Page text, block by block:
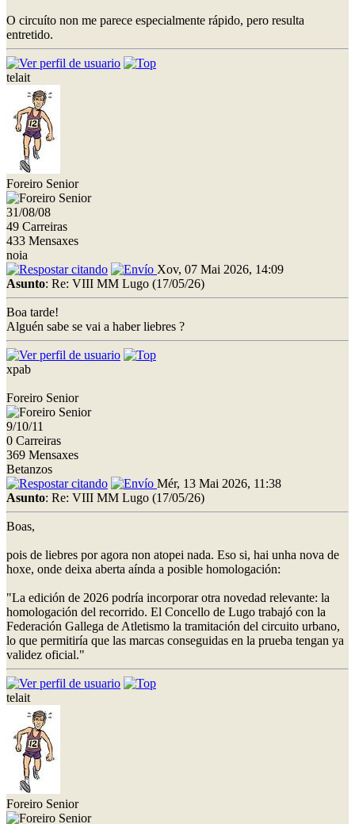
O circuíto non me parece especialmente rápido, pero resulta
entretido.
telait
Foreiro Senior
31/08/08
49 Carreiras
433 Mensaxes
noia
Xov, 07 Mai 2026, 14:09
Asunto: Re: VIII MM Lugo (17/05/26)
Boa tarde!
Alguén sabe se vai a haber liebres ?
xpab
Foreiro Senior
9/10/11
0 Carreiras
369 Mensaxes
Betanzos
Mér, 13 Mai 2026, 11:38
Asunto: Re: VIII MM Lugo (17/05/26)
Boas,
pois de liebres por agora non atopei nada. Eso si, hai unha nova de
hoxe, onde deixa aberta aínda a posible homologación:
"La edición de 2026 podría incorporar otra novedad relevante: la
homologación del recorrido. El Concello de Lugo trabajó con la
Federación Gallega de Atletismo la tramitación del circuito urbano,
lo que permitiría que las marcas conseguidas en la prueba tengan ya
validez oficial."
telait
Foreiro Senior